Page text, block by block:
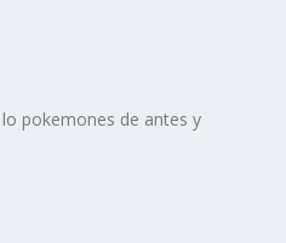
pokemones de antes y